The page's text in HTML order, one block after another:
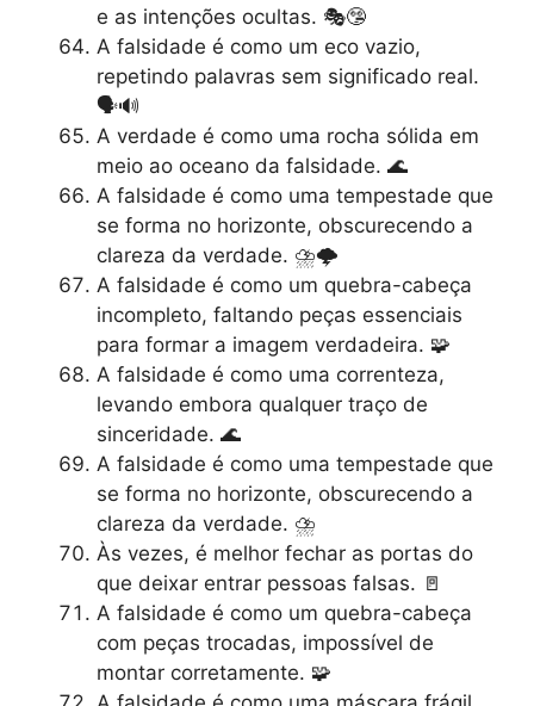
e as intenções ocultas. 🎭🤥
A falsidade é como um eco vazio,
repetindo palavras sem significado real.
🗣️🔊
A verdade é como uma rocha sólida em
meio ao oceano da falsidade. 🌊
A falsidade é como uma tempestade que
se forma no horizonte, obscurecendo a
clareza da verdade. ⛈️🌩️
A falsidade é como um quebra-cabeça
incompleto, faltando peças essenciais
para formar a imagem verdadeira. 🧩
A falsidade é como uma correnteza,
levando embora qualquer traço de
sinceridade. 🌊
A falsidade é como uma tempestade que
se forma no horizonte, obscurecendo a
clareza da verdade. ⛈️
Às vezes, é melhor fechar as portas do
que deixar entrar pessoas falsas. 🚪
A falsidade é como um quebra-cabeça
com peças trocadas, impossível de
montar corretamente. 🧩